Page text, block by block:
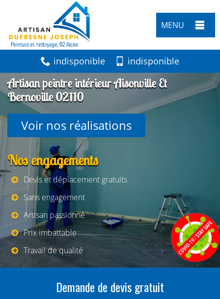
MENU
indisponible indisponible
Artisan peintre intérieur Aisonville Et
Bernoville 02110
Voir nos réalisations
Nos engagements
Devis et déplacement gratuits
Sans engagement
Artisan passionné
Prix imbattable
Travail de qualité
Demande de devis gratuit